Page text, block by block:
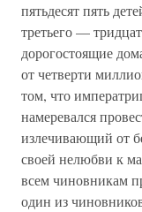
пятьдесят пять
третьего —
дорогостоящие
от четверти
том, что
намеревался
излечивающий от
своей нелюбви к
всем чиновникам
один из